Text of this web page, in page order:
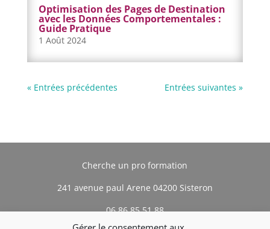
Optimisation des Pages de Destination
avec les Données Comportementales :
Guide Pratique
1 Août 2024
« Entrées précédentes Entrées suivantes »
Cherche un pro formation
241 avenue paul Arene 04200 Sisteron
06 86 85 51 88